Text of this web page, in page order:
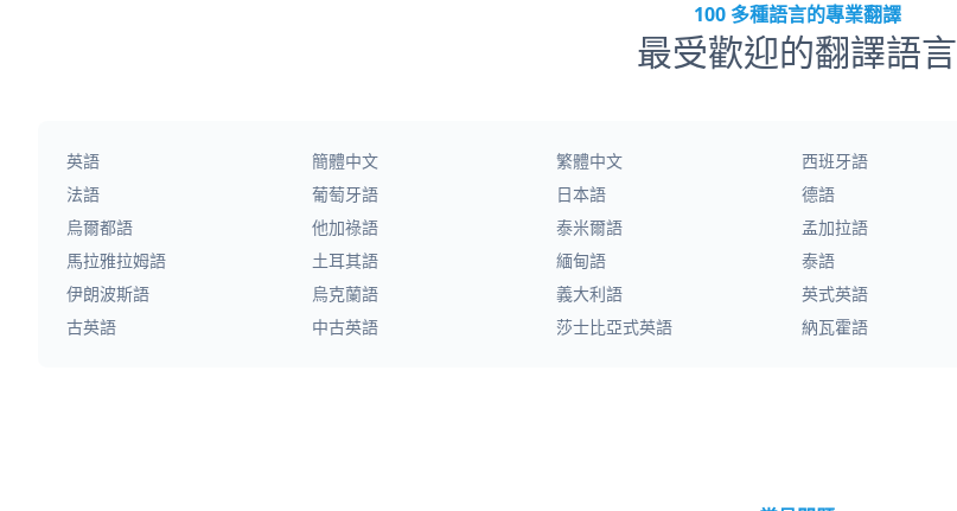
100 多種語言的專業翻譯
最受歡迎的翻譯語言
英語 簡體中文 繁體中文 西班牙語
法語
葡萄牙語 日本語 德語
烏爾都語
他加祿語 泰米爾語 孟加拉語
馬拉雅拉姆語
土耳其語 緬甸語 泰語
伊朗波斯語
烏克蘭語 義大利語 英式英語
古英語
中古英語 莎士比亞式英語 納瓦霍語